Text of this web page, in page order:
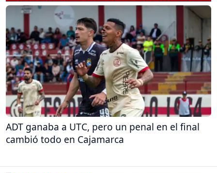
ADT ganaba a UTC, pero un penal en el final
cambió todo en Cajamarca